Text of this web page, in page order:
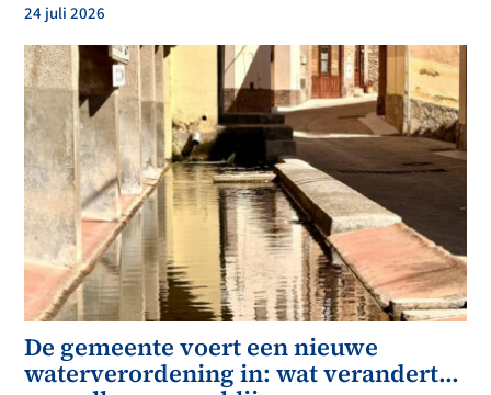
24 juli 2026
De gemeente voert een nieuwe
waterverordening in: wat verandert…